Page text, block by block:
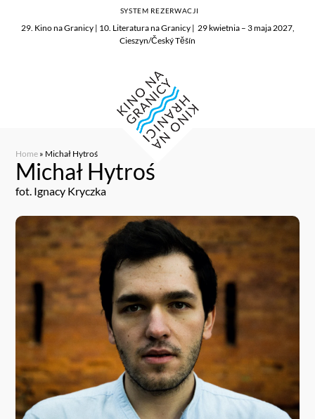
29. Kino na Granicy | 10. Literatura na Granicy | 29 kwietnia – 3 maja 2027,
Cieszyn/Český Těšín
SYSTEM REZERWACJI
Home » Michał Hytroś
Michał Hytroś
fot. Ignacy Kryczka